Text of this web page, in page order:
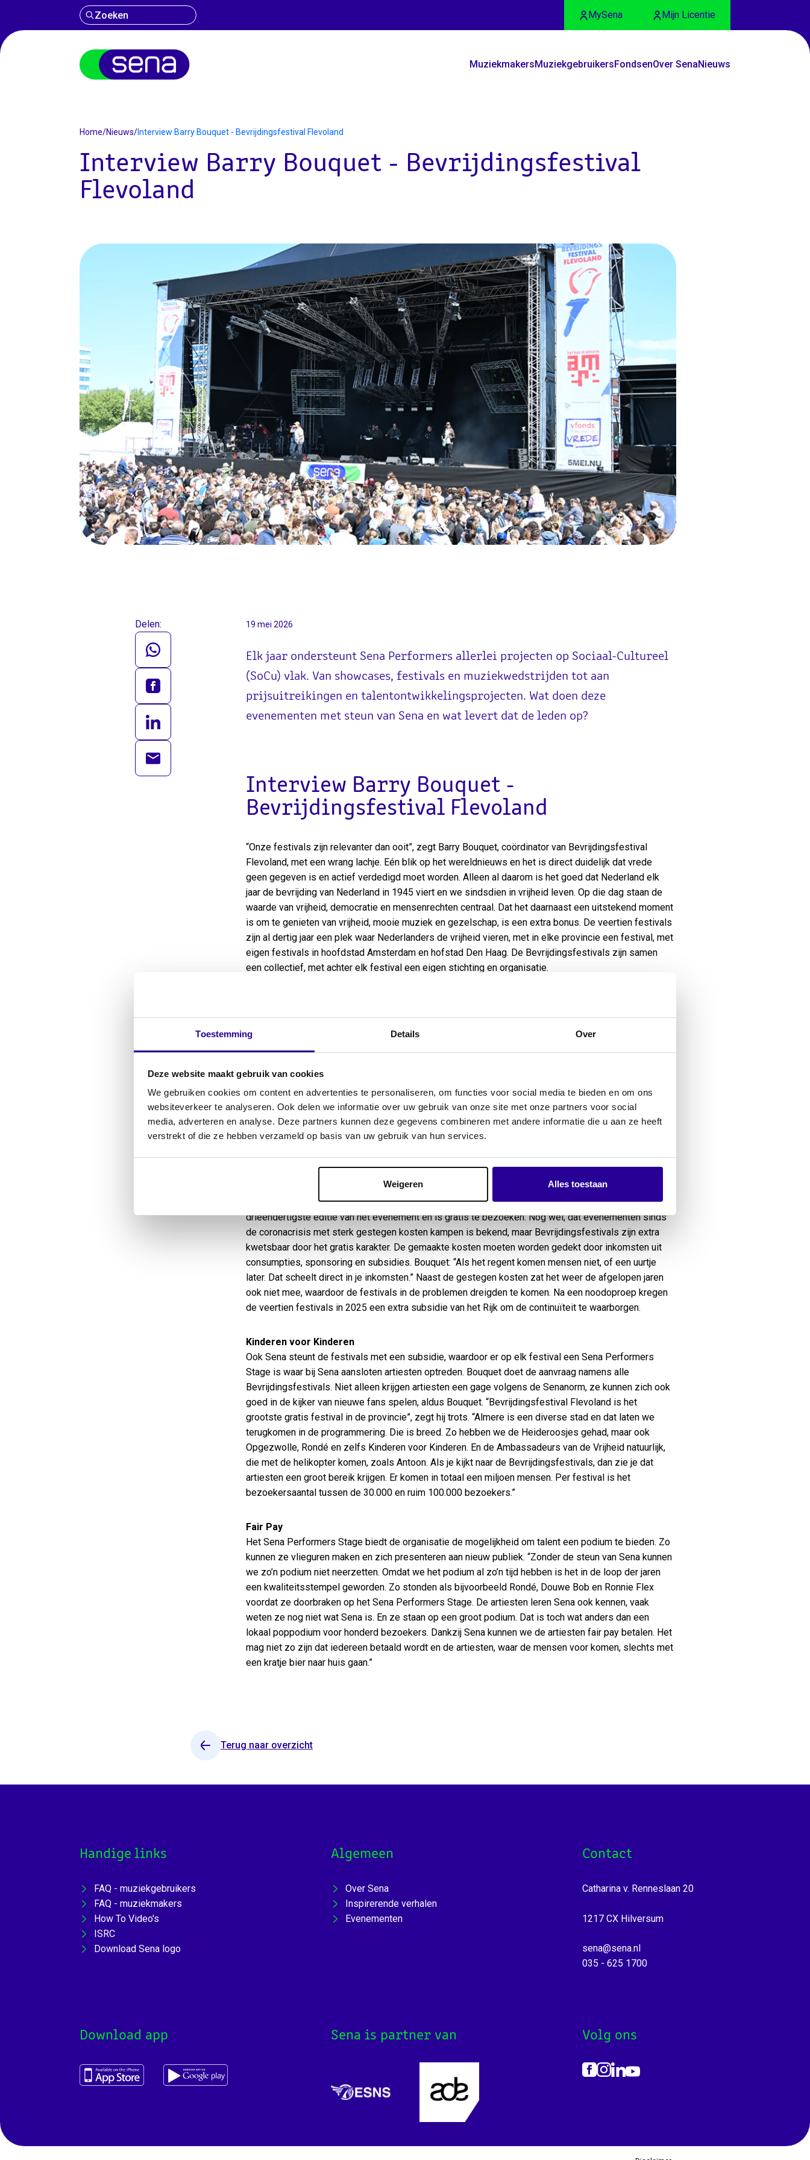
Toestemming Details Over
Deze website maakt gebruik van cookies
We gebruiken cookies om content en advertenties te personaliseren, om functies voor social media te bieden en om ons
websiteverkeer te analyseren. Ook delen we informatie over uw gebruik van onze site met onze partners voor social
media, adverteren en analyse. Deze partners kunnen deze gegevens combineren met andere informatie die u aan ze heeft
verstrekt of die ze hebben verzameld op basis van uw gebruik van hun services.
Weigeren Alles toestaan
Zoeken MySena Mijn Licentie
MuziekmakersMuziekgebruikersFondsenOver SenaNieuws
Home/Nieuws/Interview Barry Bouquet - Bevrijdingsfestival Flevoland
Interview Barry Bouquet - Bevrijdingsfestival
Flevoland
Delen: 19 mei 2026
Elk jaar ondersteunt Sena Performers allerlei projecten op Sociaal-Cultureel
(SoCu) vlak. Van showcases, festivals en muziekwedstrijden tot aan
prijsuitreikingen en talentontwikkelingsprojecten. Wat doen deze
evenementen met steun van Sena en wat levert dat de leden op?
Interview Barry Bouquet -
Bevrijdingsfestival Flevoland
“Onze festivals zijn relevanter dan ooit”, zegt Barry Bouquet, coördinator van Bevrijdingsfestival
Flevoland, met een wrang lachje. Eén blik op het wereldnieuws en het is direct duidelijk dat vrede
geen gegeven is en actief verdedigd moet worden. Alleen al daarom is het goed dat Nederland elk
jaar de bevrijding van Nederland in 1945 viert en we sindsdien in vrijheid leven. Op die dag staan de
waarde van vrijheid, democratie en mensenrechten centraal. Dat het daarnaast een uitstekend moment
is om te genieten van vrijheid, mooie muziek en gezelschap, is een extra bonus. De veertien festivals
zijn al dertig jaar een plek waar Nederlanders de vrijheid vieren, met in elke provincie een festival, met
eigen festivals in hoofdstad Amsterdam en hofstad Den Haag. De Bevrijdingsfestivals zijn samen
een collectief, met achter elk festival een eigen stichting en organisatie.
Bouquet is professional in de muziekindustrie en in diverse functies actief. Zo is hij ook al dik 22 jaar
coördinator van Bevrijdingsfestival Flevoland en lid van het collectief Bevrijdingsfestivals, waarvoor
gezamenlijk de vrijheid vieren. Er is natuurlijk muziek, maar ook Vrijheidscolleges, maaltijden,
activerende acties met artiesten, colleges met debat maar ook met bijzondere ervaringen, zoals een
Silent Disco met verhalen van vluchtelingen. We zoeken actief de verbinding met 4 mei. Na de
Dodenherdenking wordt in Wageningen het Vrijheidsvuur ontstoken en lopen er mensen met een
fakkel naar de provincie. Ook nodigen we mensen uit die vanuit een ander perspectief vrijheid
Bevrijdingsfestival Flevoland vindt plaats in de binnenstad van Almere. Het is dit jaar de
drieëndertigste editie van het evenement en is gratis te bezoeken. Nog wel; dat evenementen sinds
de coronacrisis met sterk gestegen kosten kampen is bekend, maar Bevrijdingsfestivals zijn extra
kwetsbaar door het gratis karakter. De gemaakte kosten moeten worden gedekt door inkomsten uit
consumpties, sponsoring en subsidies. Bouquet: “Als het regent komen mensen niet, of een uurtje
later. Dat scheelt direct in je inkomsten.” Naast de gestegen kosten zat het weer de afgelopen jaren
ook niet mee, waardoor de festivals in de problemen dreigden te komen. Na een noodoproep kregen
de veertien festivals in 2025 een extra subsidie van het Rijk om de continuïteit te waarborgen.
Kinderen voor Kinderen
Ook Sena steunt de festivals met een subsidie, waardoor er op elk festival een Sena Performers
Stage is waar bij Sena aansloten artiesten optreden. Bouquet doet de aanvraag namens alle
Bevrijdingsfestivals. Niet alleen krijgen artiesten een gage volgens de Senanorm, ze kunnen zich ook
goed in de kijker van nieuwe fans spelen, aldus Bouquet. “Bevrijdingsfestival Flevoland is het
grootste gratis festival in de provincie”, zegt hij trots. “Almere is een diverse stad en dat laten we
terugkomen in de programmering. Die is breed. Zo hebben we de Heideroosjes gehad, maar ook
Opgezwolle, Rondé en zelfs Kinderen voor Kinderen. En de Ambassadeurs van de Vrijheid natuurlijk,
die met de helikopter komen, zoals Antoon. Als je kijkt naar de Bevrijdingsfestivals, dan zie je dat
artiesten een groot bereik krijgen. Er komen in totaal een miljoen mensen. Per festival is het
bezoekersaantal tussen de 30.000 en ruim 100.000 bezoekers.”
Fair Pay
Het Sena Performers Stage biedt de organisatie de mogelijkheid om talent een podium te bieden. Zo
kunnen ze vlieguren maken en zich presenteren aan nieuw publiek. “Zonder de steun van Sena kunnen
we zo’n podium niet neerzetten. Omdat we het podium al zo’n tijd hebben is het in de loop der jaren
een kwaliteitsstempel geworden. Zo stonden als bijvoorbeeld Rondé, Douwe Bob en Ronnie Flex
voordat ze doorbraken op het Sena Performers Stage. De artiesten leren Sena ook kennen, vaak
weten ze nog niet wat Sena is. En ze staan op een groot podium. Dat is toch wat anders dan een
lokaal poppodium voor honderd bezoekers. Dankzij Sena kunnen we de artiesten fair pay betalen. Het
mag niet zo zijn dat iedereen betaald wordt en de artiesten, waar de mensen voor komen, slechts met
een kratje bier naar huis gaan.”
Terug naar overzicht
Handige links
FAQ - muziekgebruikers
FAQ - muziekmakers
How To Video's
ISRC
Download Sena logo
Algemeen
Over Sena
Inspirerende verhalen
Evenementen
Contact
Catharina v. Renneslaan 20
1217 CX Hilversum
sena@sena.nl
035 - 625 1700
Download app Sena is partner van Volg ons